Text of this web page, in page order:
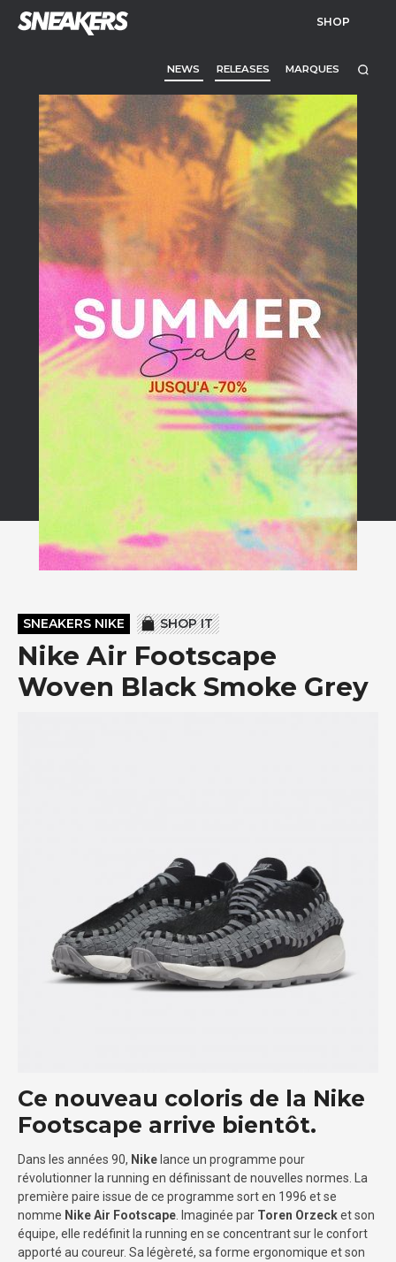
SHOP
NEWS RELEASES MARQUES
SNEAKERS NIKE SHOP IT
Nike Air Footscape
Woven Black Smoke Grey
Ce nouveau coloris de la Nike
Footscape arrive bientôt.
Dans les années 90, Nike lance un programme pour
révolutionner la running en définissant de nouvelles normes. La
première paire issue de ce programme sort en 1996 et se
nomme Nike Air Footscape . Imaginée par Toren Orzecket son
équipe, elle redéfinit la running en se concentrant sur le confort
apporté au coureur. Sa légèreté, sa forme ergonomique et son